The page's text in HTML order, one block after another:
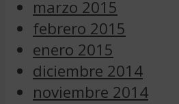
marzo 2015
febrero 2015
enero 2015
diciembre 2014
noviembre 2014